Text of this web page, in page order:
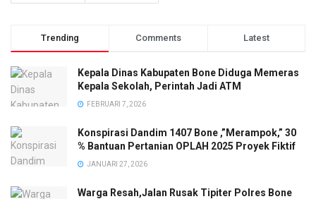
Trending Comments Latest
Kepala Dinas Kabupaten Bone Diduga Memeras
Kepala Sekolah, Perintah Jadi ATM
FEBRUARI 7, 2026
Konspirasi Dandim 1407 Bone ,”Merampok,” 30
% Bantuan Pertanian OPLAH 2025 Proyek Fiktif
JANUARI 27, 2026
Warga Resah,Jalan Rusak Tipiter Polres Bone